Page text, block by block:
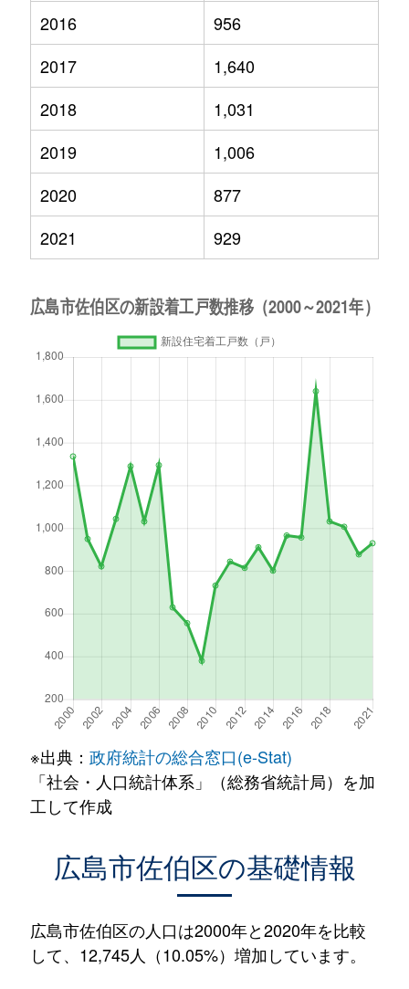
2016
956
2017
1,640
2018
1,031
2019
1,006
2020
877
2021
929
※出典： 政府統計の総合窓口(e-Stat)
「社会・人口統計体系」（総務省統計局）を加
工して作成
広島市佐伯区の基礎情報
広島市佐伯区の人口は2000年と2020年を比較
して、12,745人（10.05%）増加しています。